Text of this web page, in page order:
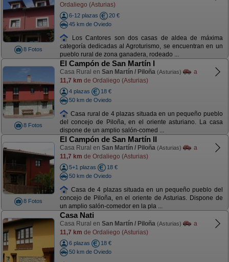
8 Fotos
Ordaliego (Asturias)
6-12 plazas
20 €
45 km de Oviedo
Los Cantores son dos casas de aldea de máxima
categoría dedicadas al Agroturismo, se encuentran en un
pueblo rural de zona ganadera, rodeado ...
8 Fotos
El Campón de San Martín I
Casa Rural en San Martín / Piloña (Asturias)
a
11,7 km de Ordaliego (Asturias)
4 plazas
18 €
50 km de Oviedo
Casa rural de 4 plazas situada en un pequeño pueblo
del concejo de Piloña, en el oriente asturiano. La casa
dispone de un amplio salón-comed ...
8 Fotos
El Campón de San Martín II
Casa Rural en San Martín / Piloña (Asturias)
a
11,7 km de Ordaliego (Asturias)
5+1 plazas
18 €
50 km de Oviedo
Casa de 4 plazas situada en un pequeño pueblo del
concejo de Piloña, en el oriente de Asturias. Dispone de
un amplio salón-comedor en la pla ...
Casa Nati
Casa Rural en San Martín / Piloña (Asturias)
a
11,7 km de Ordaliego (Asturias)
6 plazas
18 €
50 km de Oviedo